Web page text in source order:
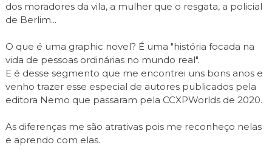
dos moradores da vila, a mulher que o resgata, a policial
de Berlim...
O que é uma graphic novel? É uma "história focada na
vida de pessoas ordinárias no mundo real".
E é desse segmento que me encontrei uns bons anos e
venho trazer esse especial de autores publicados pela
editora Nemo que passaram pela CCXPWorlds de 2020.
As diferenças me são atrativas pois me reconheço nelas
e aprendo com elas.